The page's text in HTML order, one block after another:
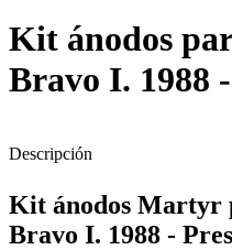
Kit ánodos
Bravo I. 1988
Descripción
Kit ánodos Martyr
Bravo I. 1988 -